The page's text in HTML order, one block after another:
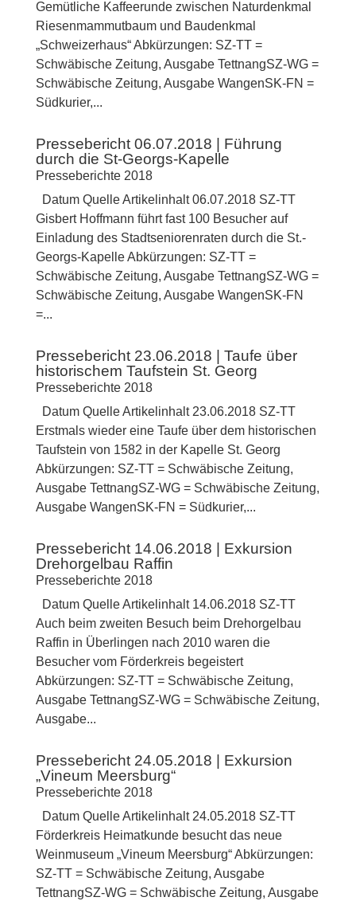
Gemütliche Kaffeerunde zwischen Naturdenkmal
Riesenmammutbaum und Baudenkmal
„Schweizerhaus“ Abkürzungen: SZ-TT =
Schwäbische Zeitung, Ausgabe TettnangSZ-WG =
Schwäbische Zeitung, Ausgabe WangenSK-FN =
Südkurier,...
Pressebericht 06.07.2018 | Führung
durch die St-Georgs-Kapelle
Presseberichte 2018
Datum Quelle Artikelinhalt 06.07.2018 SZ-TT
Gisbert Hoffmann führt fast 100 Besucher auf
Einladung des Stadtseniorenraten durch die St.-
Georgs-Kapelle Abkürzungen: SZ-TT =
Schwäbische Zeitung, Ausgabe TettnangSZ-WG =
Schwäbische Zeitung, Ausgabe WangenSK-FN
=...
Pressebericht 23.06.2018 | Taufe über
historischem Taufstein St. Georg
Presseberichte 2018
Datum Quelle Artikelinhalt 23.06.2018 SZ-TT
Erstmals wieder eine Taufe über dem historischen
Taufstein von 1582 in der Kapelle St. Georg
Abkürzungen: SZ-TT = Schwäbische Zeitung,
Ausgabe TettnangSZ-WG = Schwäbische Zeitung,
Ausgabe WangenSK-FN = Südkurier,...
Pressebericht 14.06.2018 | Exkursion
Drehorgelbau Raffin
Presseberichte 2018
Datum Quelle Artikelinhalt 14.06.2018 SZ-TT
Auch beim zweiten Besuch beim Drehorgelbau
Raffin in Überlingen nach 2010 waren die
Besucher vom Förderkreis begeistert
Abkürzungen: SZ-TT = Schwäbische Zeitung,
Ausgabe TettnangSZ-WG = Schwäbische Zeitung,
Ausgabe...
Pressebericht 24.05.2018 | Exkursion
„Vineum Meersburg“
Presseberichte 2018
Datum Quelle Artikelinhalt 24.05.2018 SZ-TT
Förderkreis Heimatkunde besucht das neue
Weinmuseum „Vineum Meersburg“ Abkürzungen:
SZ-TT = Schwäbische Zeitung, Ausgabe
TettnangSZ-WG = Schwäbische Zeitung, Ausgabe